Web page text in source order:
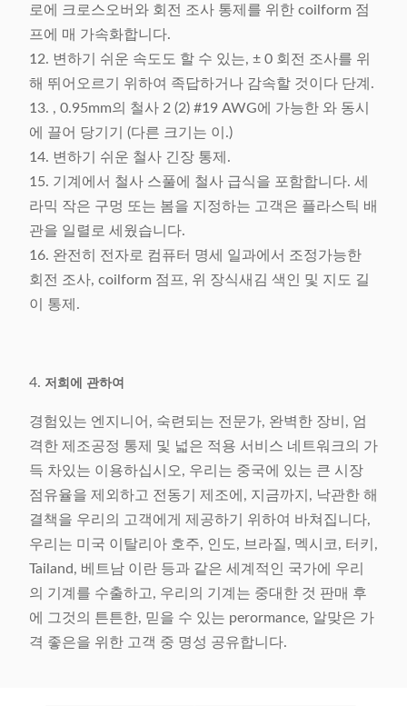
로에 크로스오버와 회전 조사 통제를 위한 coilform 점
프에 매 가속화합니다.
12. 변하기 쉬운 속도도 할 수 있는, ± 0 회전 조사를 위
해 뛰어오르기 위하여 족답하거나 감속할 것이다 단계.
13. , 0.95mm의 철사 2 (2) #19 AWG에 가능한 와 동시
에 끌어 당기기 (다른 크기는 이.)
14. 변하기 쉬운 철사 긴장 통제.
15. 기계에서 철사 스풀에 철사 급식을 포함합니다. 세
라믹 작은 구멍 또는 봄을 지정하는 고객은 플라스틱 배
관을 일렬로 세웠습니다.
16. 완전히 전자로 컴퓨터 명세 일과에서 조정가능한
회전 조사, coilform 점프, 위 장식새김 색인 및 지도 길
이 통제.
4. 저희에 관하여
경험있는 엔지니어, 숙련되는 전문가, 완벽한 장비, 엄
격한 제조공정 통제 및 넓은 적용 서비스 네트워크의 가
득 차있는 이용하십시오, 우리는 중국에 있는 큰 시장
점유율을 제외하고 전동기 제조에, 지금까지, 낙관한 해
결책을 우리의 고객에게 제공하기 위하여 바쳐집니다,
우리는 미국 이탈리아 호주, 인도, 브라질, 멕시코, 터키,
Tailand, 베트남 이란 등과 같은 세계적인 국가에 우리
의 기계를 수출하고, 우리의 기계는 중대한 것 판매 후
에 그것의 튼튼한, 믿을 수 있는 perormance, 알맞은 가
격 좋은을 위한 고객 중 명성 공유합니다.